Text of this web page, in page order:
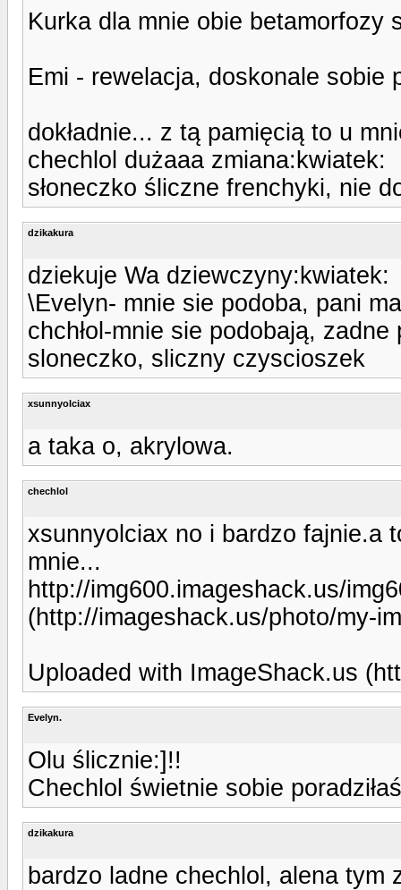
Kurka dla mnie obie betamorfozy
Emi - rewelacja, doskonale sobie
dokładnie... z tą pamięcią to u
chechlol dużaaa zmiana:kwiatek:
słoneczko śliczne frenchyki, nie
dzikakura
dziekuje Wa dziewczyny:kwiatek:
\Evelyn- mnie sie podoba, pani
chchłol-mnie sie podobają,
sloneczko, sliczny czyscioszek
xsunnyolciax
a taka o, akrylowa.
chechlol
xsunnyolciax no i bardzo fajnie.a
mnie...
http://img600.imageshack.us/
(http://imageshack.us/photo/my-
Uploaded with ImageShack.us
Evelyn.
Olu ślicznie:]!!
Chechlol świetnie sobie
dzikakura
bardzo ladne chechlol, alena